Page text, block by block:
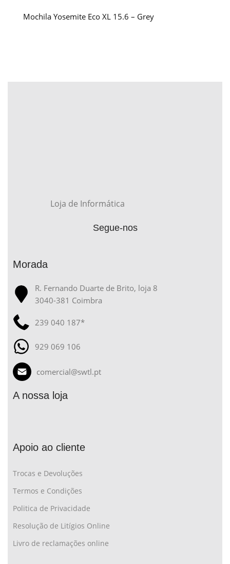
Mochila Yosemite Eco XL 15.6 – Grey
Loja de Informática
Segue-nos
Morada
R. Fernando Duarte de Brito, loja 8
3040-381 Coimbra
239 040 187*
929 069 106
comercial@swtl.pt
A nossa loja
Apoio ao cliente
Trocas e Devoluções
Termos e Condições
Politica de Privacidade
Resolução de Litígios Online
Livro de reclamações online